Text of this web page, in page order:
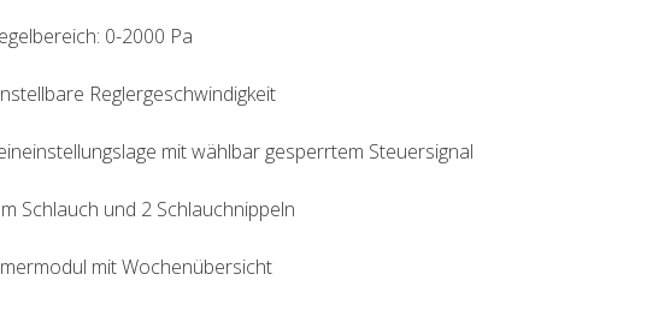
0-2000 Pa
Reglergeschwindigkeit
mit wählbar gesperrtem Steuersignal
Schlauch und 2 Schlauchnippeln
mit Wochenübersicht